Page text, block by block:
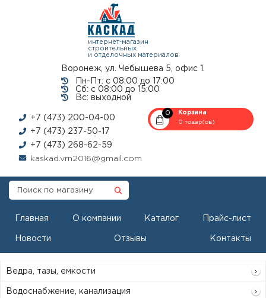
интернет-магазин
строительных
и отделочных материалов
Воронеж, ул. Чебышева 5, офис 1.
Пн-Пт: с 08:00 до 17:00
Сб: с 08:00 до 15:00
Вс: выходной
+7 (473) 200-04-00
+7 (473) 237-50-17
+7 (473) 268-62-59
kaskad.vrn2016@gmail.com
0
Корзина
0 товар(ов)
Главная О компании Каталог Прайс-лист
Новости Отзывы Контакты
Ведра, тазы, емкости
Водоснабжение, канализация